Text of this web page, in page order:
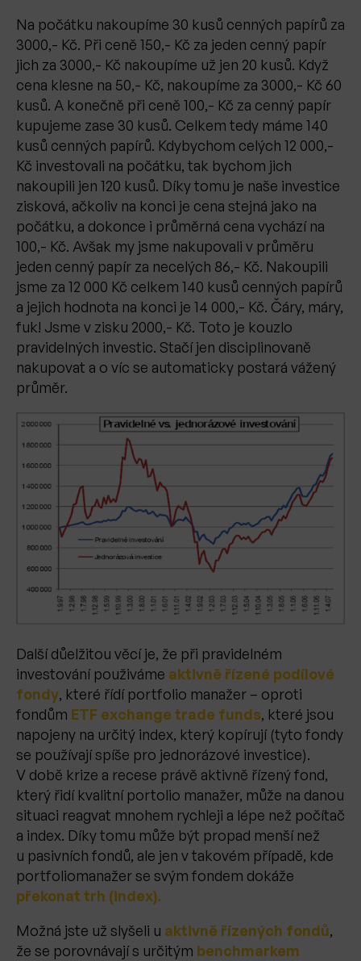
Na počátku nakoupíme 30 kusů cenných papírů za
3000,- Kč. Při ceně 150,- Kč za jeden cenný papír
jich za 3000,- Kč nakoupíme už jen 20 kusů. Když
cena klesne na 50,- Kč, nakoupíme za 3000,- Kč 60
kusů. A konečně při ceně 100,- Kč za cenný papír
kupujeme zase 30 kusů. Celkem tedy máme 140
kusů cenných papírů. Kdybychom celých 12 000,-
Kč investovali na počátku, tak bychom jich
nakoupili jen 120 kusů. Díky tomu je naše investice
zisková, ačkoliv na konci je cena stejná jako na
počátku, a dokonce i průměrná cena vychází na
100,- Kč. Avšak my jsme nakupovali v průměru
jeden cenný papír za necelých 86,- Kč. Nakoupili
jsme za 12 000 Kč celkem 140 kusů cenných papírů
a jejich hodnota na konci je 14 000,- Kč. Čáry, máry,
fuk! Jsme v zisku 2000,- Kč. Toto je kouzlo
pravidelných investic. Stačí jen disciplinovaně
nakupovat a o víc se automaticky postará vážený
průměr.
Další důelžitou věcí je, že při pravidelném
investování použiváme aktivně řízené podílové
fondy, které řídí portfolio manažer – oproti
fondům ETF exchange trade funds, které jsou
napojeny na určitý index, který kopírují (tyto fondy
se používají spíše pro jednorázové investice).
V době krize a recese právě aktivně řízený fond,
který řidí kvalitní portolio manažer, může na danou
situaci reagvat mnohem rychleji a lépe než počítač
a index. Díky tomu může být propad menší než
u pasivních fondů, ale jen v takovém případě, kde
portfoliomanažer se svým fondem dokáže
překonat trh (index).
Možná jste už slyšeli u aktivně řízených fondů,
že se porovnávají s určitým benchmarkem